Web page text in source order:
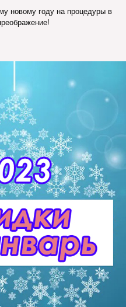
новому году на процедуры в